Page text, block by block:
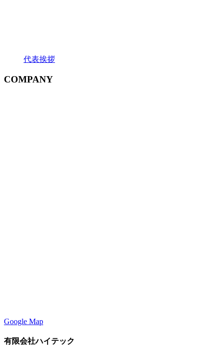
代表挨拶
COMPANY
Google Map
有限会社ハイテック